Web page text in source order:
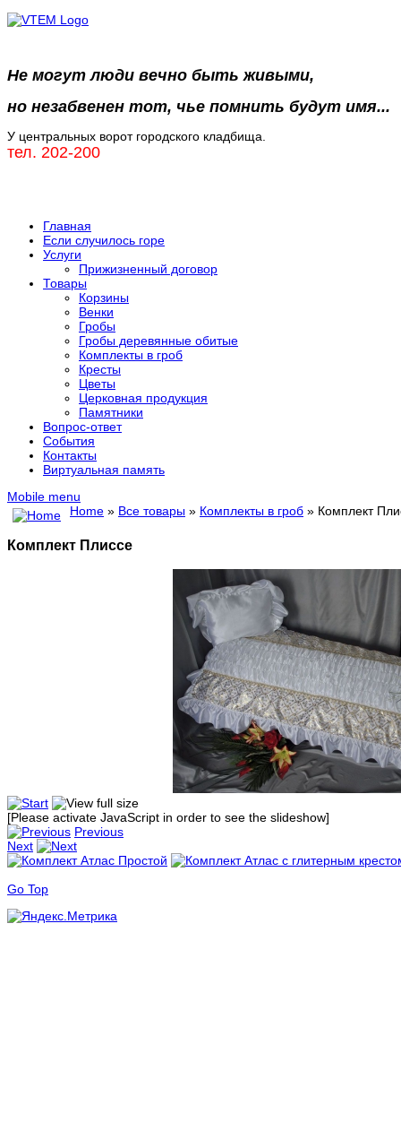
Не могут люди вечно быть живыми,
но незабвенен тот, чье помнить будут имя...
У центральных ворот городского кладбища.
тел. 202-200
Главная
Если случилось горе
Услуги
Прижизненный договор
Товары
Корзины
Венки
Гробы
Гробы деревянные обитые
Комплекты в гроб
Кресты
Цветы
Церковная продукция
Памятники
Вопрос-ответ
События
Контакты
Виртуальная память
Mobile menu
Home » Все товары » Комплекты в гроб » Комплект
Комплект Плиссе
[Please activate JavaScript in order to see the slideshow]
Previous
Next
Go Top